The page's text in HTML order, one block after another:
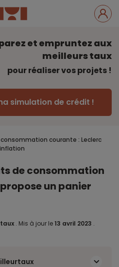
et empruntez aux
meilleurs taux
pour réaliser vos projets !
simulation de crédit !
courante : Leclerc
de consommation
un panier
. Mis à jour le 13 avril 2023 .